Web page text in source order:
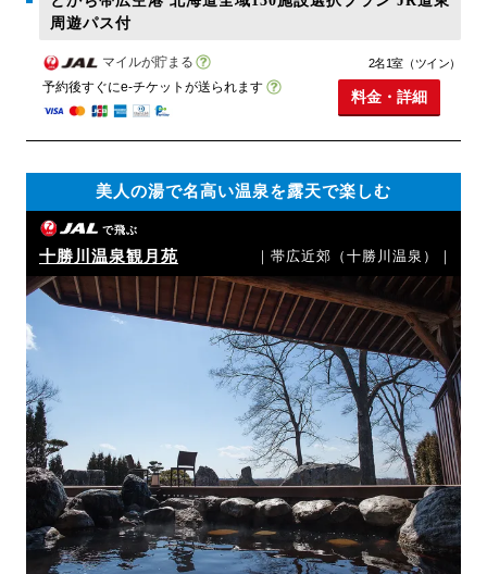
周遊パス付
マイルが貯まる
予約後すぐにe-チケットが送られます
2名1室（ツイン）
料金・詳細
美人の湯で名高い温泉を露天で楽しむ
で飛ぶ
十勝川温泉観月苑 ｜帯広近郊（十勝川温泉）｜